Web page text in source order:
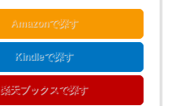
Amazonで探す
Kindleで探す
楽天ブックスで探す